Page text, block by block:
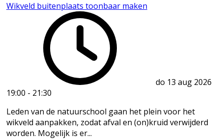
Wikveld buitenplaats toonbaar maken
do 13 aug 2026
19:00 - 21:30
Leden van de natuurschool gaan het plein voor het
wikveld aanpakken, zodat afval en (on)kruid verwijderd
worden. Mogelijk is er...